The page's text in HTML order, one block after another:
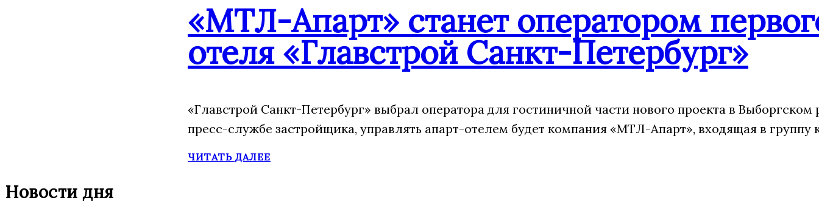
«МТЛ-Апарт» станет оператором
отеля «Главстрой Санкт-Петербург»
«Главстрой Санкт-Петербург» выбрал оператора для гостиничной части нового проекта в
пресс-службе застройщика, управлять апарт-отелем будет компания «МТЛ-Апарт», входящая в группу
ЧИТАТЬ ДАЛЕЕ
Новости дня